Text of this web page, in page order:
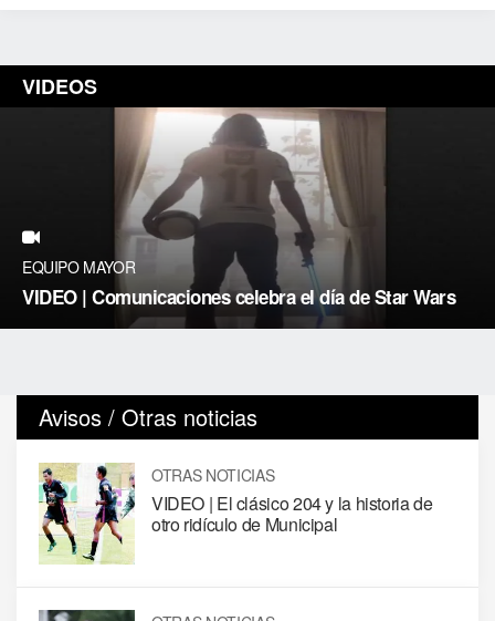
VIDEOS
EQUIPO MAYOR
VIDEO | Comunicaciones celebra el día de Star Wars
Avisos / Otras noticias
OTRAS NOTICIAS
VIDEO | El clásico 204 y la historia de
otro ridículo de Municipal